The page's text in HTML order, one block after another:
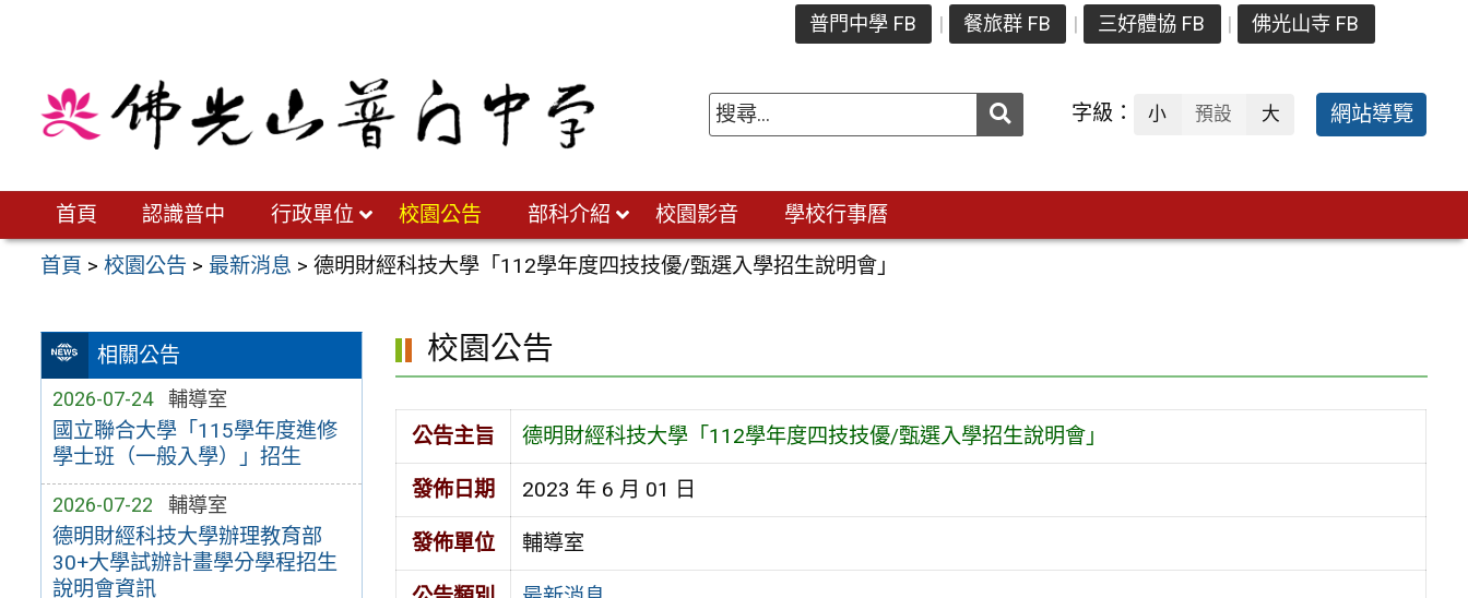
普門中學 FB 餐旅群 FB 三好體協 FB 佛光山寺 FB
送出 字級： 小 預設 大 網站導覽
首頁 認識普中 行政單位 校園公告 部科介紹 校園影音 學校行事曆
首頁 >校園公告 > 最新消息 >德明財經科技大學「112學年度四技技優/甄選入學招生說明會」
相關公告
2026-07-24 輔導室
國立聯合大學「115學年度進修
學士班（一般入學）」招生
2026-07-22 輔導室
德明財經科技大學辦理教育部
30+大學試辦計畫學分學程招生
說明會資訊
校園公告
公告主旨 德明財經科技大學「112學年度四技技優/甄選入學招生說明會」
發佈日期 2023 年 6 月 01 日
發佈單位 輔導室